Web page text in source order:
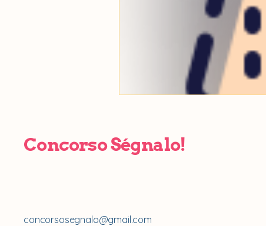
Concorso Ségnalo!
concorsosegnalo@gmail.com